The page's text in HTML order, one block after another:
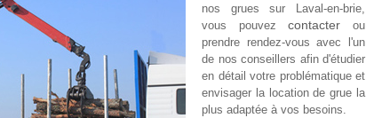
nos grues sur Laval-en-brie,
vous pouvezcontacter ou
prendre rendez-vous avec l'un
de nos conseillers afin d'étudier
en détail votre problématique et
envisager la location de grue la
plus adaptée à vos besoins.